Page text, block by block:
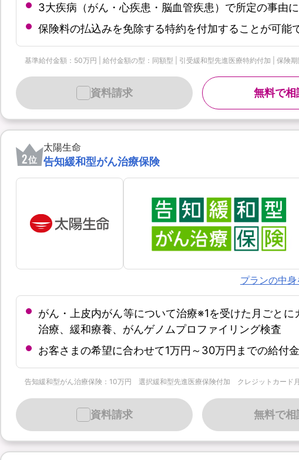
3大疾病（がん・心疾患・脳血管疾患）で所定の事由
保険料の払込みを免除する特約を付加することが可能
基準給付金額：50万円 | 給付金額の型：同額型 | 引受緩和型先進医療特約付加 | 保
無料で相
資料請求
2位
太陽生命
告知緩和型がん治療保険
プランの中身
がん・上皮内がん等について治療※1を受けた月ごと
治療、緩和療養、がんゲノムプロファイリング検査
お客さまの希望に合わせて1万円～30万円までの給付
告知緩和型がん治療保険：10万円 選択緩和型先進医療保険付加 クレジットカー
無料で相
資料請求